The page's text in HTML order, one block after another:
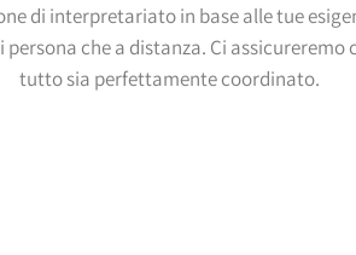
di interpretariato in base alle tue
persona che a distanza. Ci assicureremo
tutto sia perfettamente coordinato.